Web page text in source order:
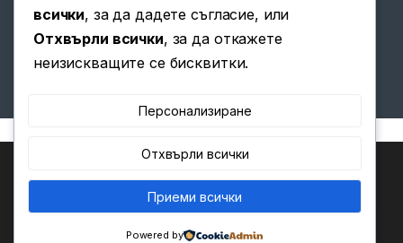
Имате въпроси? Позвънете
ни!
всички, за да дадете съгласие, или
Отхвърли всички, за да откажете
неизискващите се бисквитки.
Персонализиране
Отхвърли всички
Приеми всички
Powered by
Ние използваме бисквитки, за да ви предоставим най-
доброто изживяване на нашия уебсайт.
Можете да научите повече за това кои бисквитки
използваме или да ги изключите вНастройки.